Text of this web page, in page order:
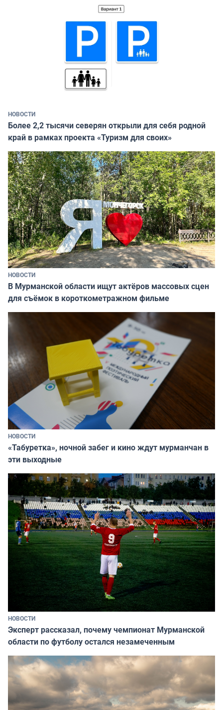
НОВОСТИ
Более 2,2 тысячи северян открыли для себя родной
край в рамках проекта «Туризм для своих»
НОВОСТИ
В Мурманской области ищут актёров массовых сцен
для съёмок в короткометражном фильме
НОВОСТИ
«Табуретка», ночной забег и кино ждут мурманчан в
эти выходные
НОВОСТИ
Эксперт рассказал, почему чемпионат Мурманской
области по футболу остался незамеченным